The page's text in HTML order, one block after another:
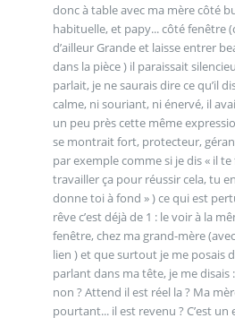
donc à table avec ma mère côté
habituelle, et papy... côté fenêtre
d’ailleur Grande et laisse entrer
dans la pièce ) il paraissait
parlait, je ne saurais dire ce qu’il
calme, ni souriant, ni énervé, il
un peu près cette même
se montrait fort, protecteur,
par exemple comme si je dis « il
travailler ça pour réussir cela, tu
donne toi à fond » ) ce qui est
rêve c’est déjà de 1 : le voir à la
fenêtre, chez ma grand-mère
lien ) et que surtout je me posais
parlant dans ma tête, je me disais
non ? Attend il est réel la ? Ma
pourtant... il est revenu ? C’est un